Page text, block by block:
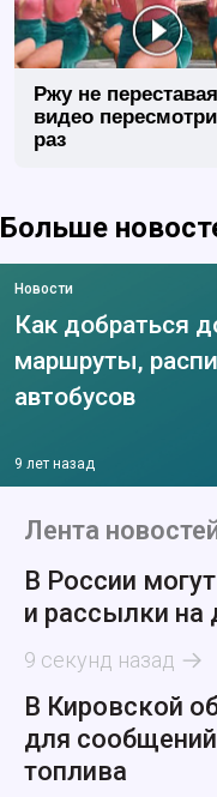
Ржу не
видео
раз
Больше
Новости
Как добраться
маршруты,
автобусов
9 лет назад
Лента
В России
и рассылки на
9 секунд назад
В Кировской
для
топлива